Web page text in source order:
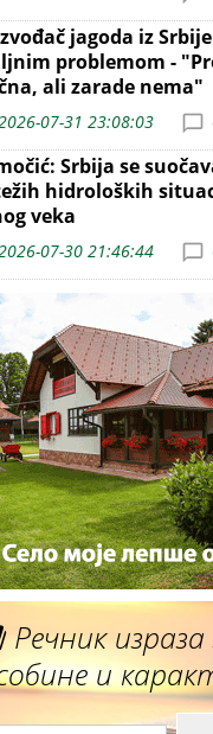
jagoda iz
problemom -
ali zarade nema"
07-31 23:08:03
Srbija se
hidroloških
veka
07-30 21:46:44
Речник израза
и